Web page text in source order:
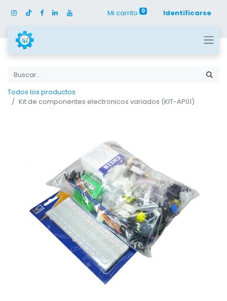
Mi carrito 0 Identificarse
Todos los productos
Kit de componentes electronicos variados (KIT-AP01)